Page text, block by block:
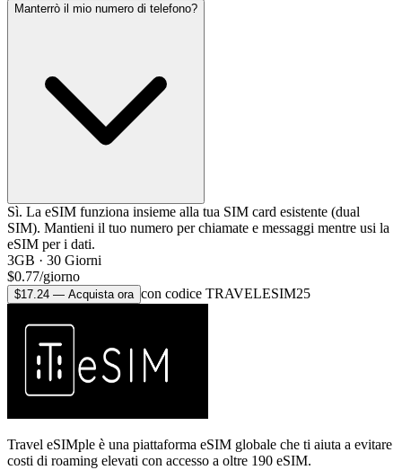
Manterrò il mio numero di telefono?
Sì. La eSIM funziona insieme alla tua SIM card esistente (dual
SIM). Mantieni il tuo numero per chiamate e messaggi mentre usi la
eSIM per i dati.
3GB · 30 Giorni
$0.77/giorno
$17.24 — Acquista ora con codice TRAVELESIM25
Travel eSIMple è una piattaforma eSIM globale che ti aiuta a evitare
costi di roaming elevati con accesso a oltre 190 eSIM.